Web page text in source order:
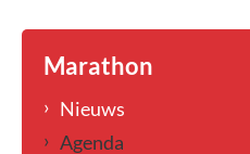
Marathon
Nieuws
Agenda